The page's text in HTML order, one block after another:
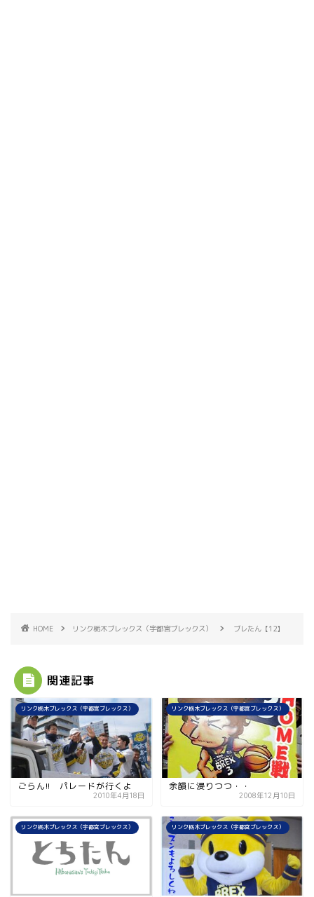
HOME リンク栃木ブレックス（宇都宮ブレックス） ブレたん【12】
関連記事
リンク栃木ブレックス（宇都宮ブレックス）
ごらん!! パレードが行くよ
2010年4月18日
リンク栃木ブレックス（宇都宮ブレックス）
余韻に浸りつつ・・
2008年12月10日
リンク栃木ブレックス（宇都宮ブレックス） リンク栃木ブレックス（宇都宮ブレックス）